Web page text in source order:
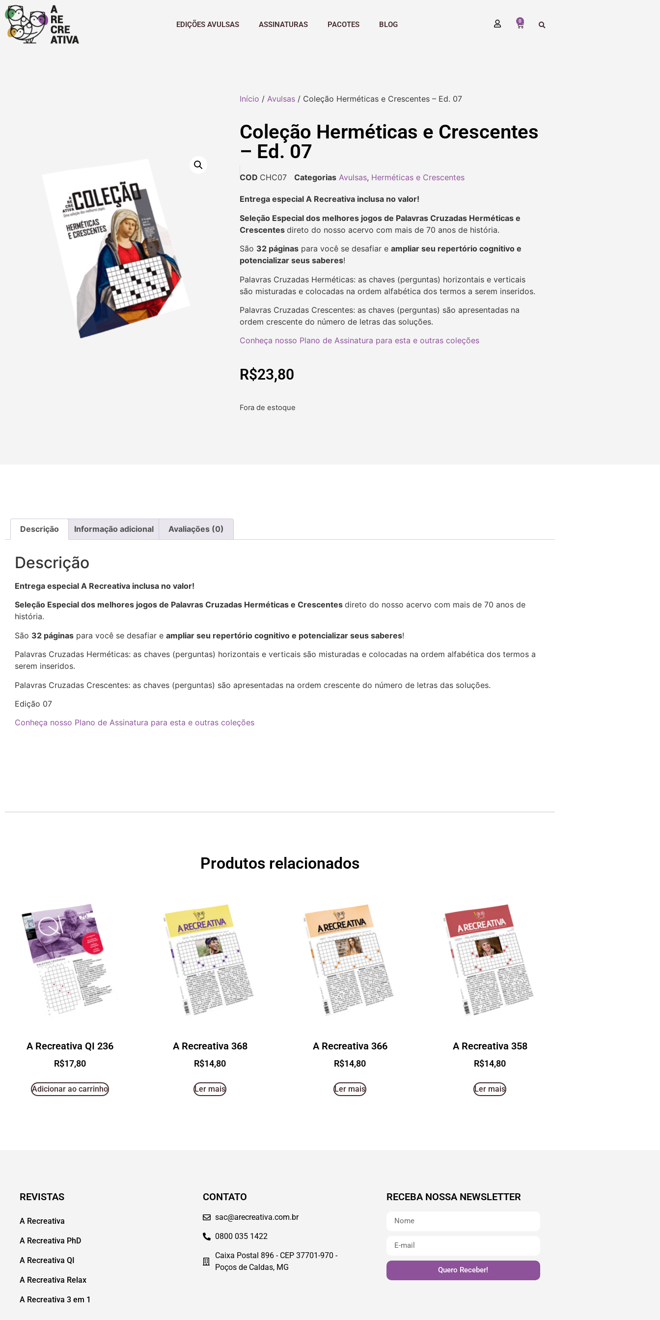
EDIÇÕES AVULSAS ASSINATURAS PACOTES BLOG 0
Início / Avulsas / Coleção Herméticas e Crescentes – Ed. 07
Coleção Herméticas e Crescentes
– Ed. 07
COD CHC07 Categorias Avulsas, Herméticas e Crescentes
Entrega especial A Recreativa inclusa no valor!
Seleção Especial dos melhores jogos de Palavras Cruzadas Herméticas e
Crescentes direto do nosso acervo com mais de 70 anos de história.
São 32 páginas para você se desafiar e ampliar seu repertório cognitivo e
potencializar seus saberes!
Palavras Cruzadas Herméticas: as chaves (perguntas) horizontais e verticais
são misturadas e colocadas na ordem alfabética dos termos a serem inseridos.
Palavras Cruzadas Crescentes: as chaves (perguntas) são apresentadas na
ordem crescente do número de letras das soluções.
Conheça nosso Plano de Assinatura para esta e outras coleções
R$23,80
Fora de estoque
Descrição Informação adicional Avaliações (0)
Descrição
Entrega especial A Recreativa inclusa no valor!
Seleção Especial dos melhores jogos de Palavras Cruzadas Herméticas e Crescentes direto do nosso acervo com mais de 70 anos de
história.
São 32 páginas para você se desafiar e ampliar seu repertório cognitivo e potencializar seus saberes!
Palavras Cruzadas Herméticas: as chaves (perguntas) horizontais e verticais são misturadas e colocadas na ordem alfabética dos termos a
serem inseridos.
Palavras Cruzadas Crescentes: as chaves (perguntas) são apresentadas na ordem crescente do número de letras das soluções.
Edição 07
Conheça nosso Plano de Assinatura para esta e outras coleções
Produtos relacionados
A Recreativa QI 236
R$17,80
Adicionar ao carrinho
A Recreativa 368
R$14,80
Ler mais
A Recreativa 366
R$14,80
Ler mais
A Recreativa 358
R$14,80
Ler mais
REVISTAS
A Recreativa
A Recreativa PhD
A Recreativa QI
A Recreativa Relax
A Recreativa 3 em 1
CONTATO
sac@arecreativa.com.br
0800 035 1422
Caixa Postal 896 - CEP 37701-970 -
Poços de Caldas, MG
RECEBA NOSSA NEWSLETTER
Quero Receber!